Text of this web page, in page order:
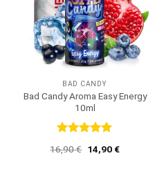
BAD CANDY
Bad Candy Aroma Easy Energy
10ml
Bewertet
mit 5 von
16,90€ Ursprünglicher
Preis
14,90€Aktueller